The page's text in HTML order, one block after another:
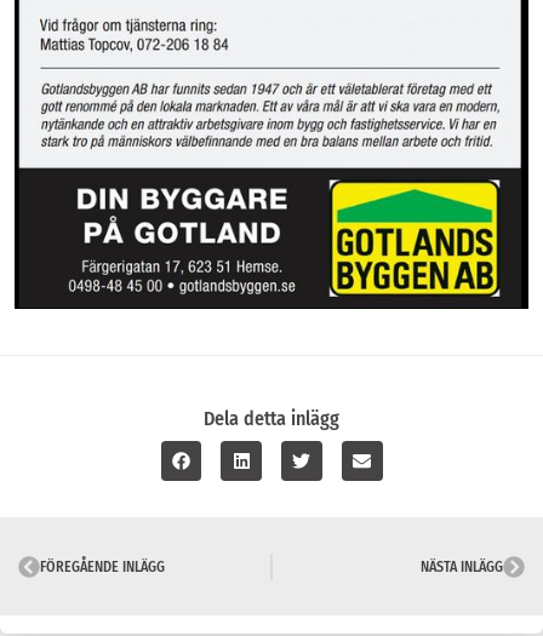
Dela detta inlägg
FÖREGÅENDE INLÄGG NÄSTA INLÄGG